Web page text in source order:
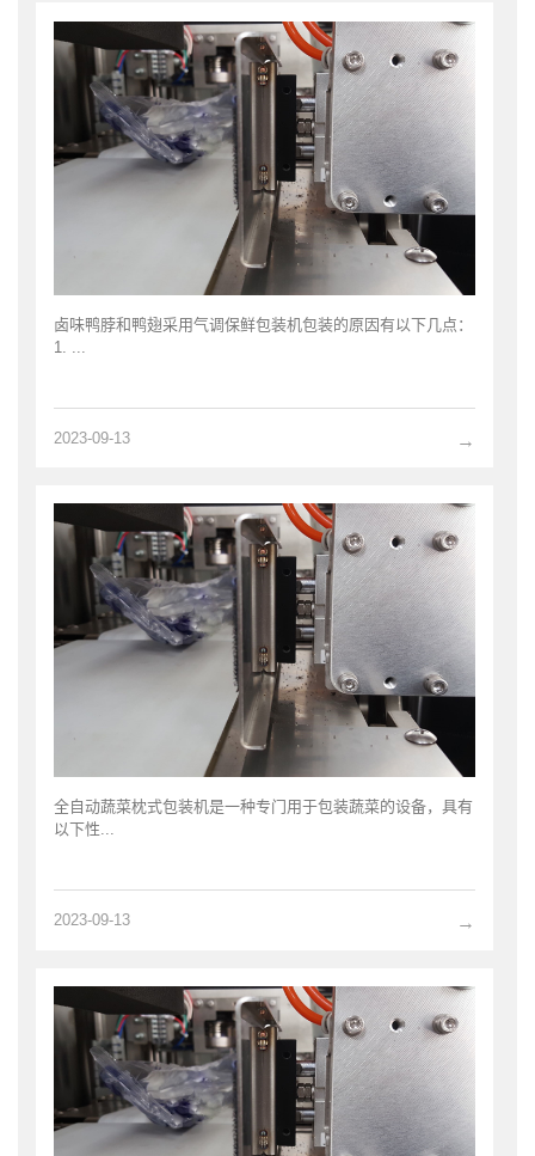
卤味鸭脖和鸭翅采用气调保鲜包装机包装的原因有以下几点：
1. ...
→
2023-09-13
全自动蔬菜枕式包装机是一种专门用于包装蔬菜的设备，具有
以下性...
→
2023-09-13